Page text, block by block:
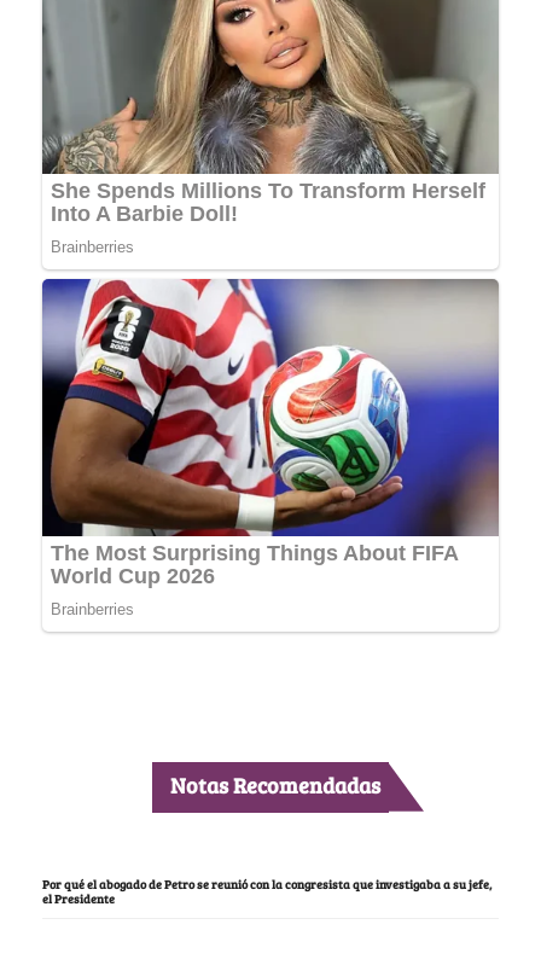
Notas Recomendadas
Por qué el abogado de Petro se reunió con la congresista que investigaba a su jefe,
el Presidente